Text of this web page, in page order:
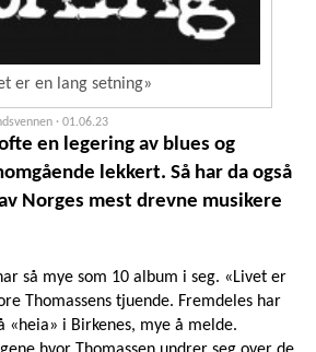
er en lang setning»
· 01.06.23
en legering av blues og
lekkert. Så har da også
Norges mest drevne musikere
så mye som 10 album i seg. «Livet er
Thomassens tjuende. Fremdeles har
«heia» i Birkenes, mye å melde.